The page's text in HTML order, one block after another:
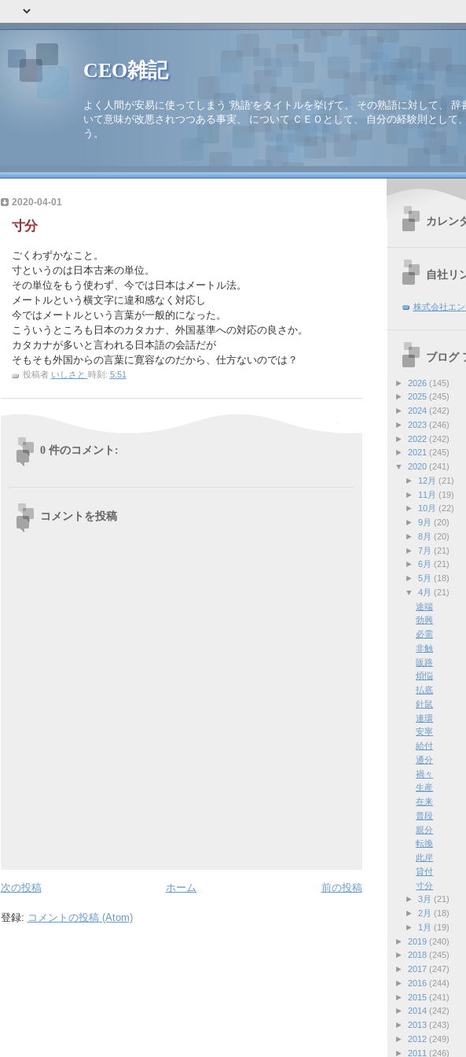
CEO雑記
よく人間が安易に使ってしまう '熟語'をタイトルを挙げて、 その熟語に対して、 辞
いて意味が改悪されつつある事実、 について ＣＥＯとして、 自分の経験則として
う。
2020-04-01
寸分
ごくわずかなこと。
寸というのは日本古来の単位。
その単位をもう使わず、今では日本はメートル法。
メートルという横文字に違和感なく対応し
今ではメートルという言葉が一般的になった。
こういうところも日本のカタカナ、外国基準への対応の良さか。
カタカナが多いと言われる日本語の会話だが
そもそも外国からの言葉に寛容なのだから、仕方ないのでは？
投稿者 いしさと 時刻: 5:51
0 件のコメント:
コメントを投稿
次の投稿 前の投稿
ホーム
登録: コメントの投稿 (Atom)
カレン
自社リ
株式会社エン
ブログ
► 2026 (145)
► 2025 (245)
► 2024 (242)
► 2023 (246)
► 2022 (242)
► 2021 (245)
▼ 2020 (241)
►
12月 (21)
►
11月 (19)
►
10月 (22)
► 9月 (20)
► 8月 (20)
► 7月 (21)
► 6月 (21)
► 5月 (18)
▼ 4月 (21)
途端
勃興
必需
非触
販路
煩悩
払底
針鼠
連環
安寧
給付
通分
禍々
生産
在来
普段
親分
転換
此岸
貸付
寸分
► 3月 (21)
► 2月 (18)
►
1月 (19)
► 2019 (240)
► 2018 (245)
► 2017 (247)
► 2016 (244)
► 2015 (241)
► 2014 (242)
► 2013 (243)
► 2012 (249)
► 2011 (246)